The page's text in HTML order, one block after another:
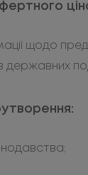
щодо
державних